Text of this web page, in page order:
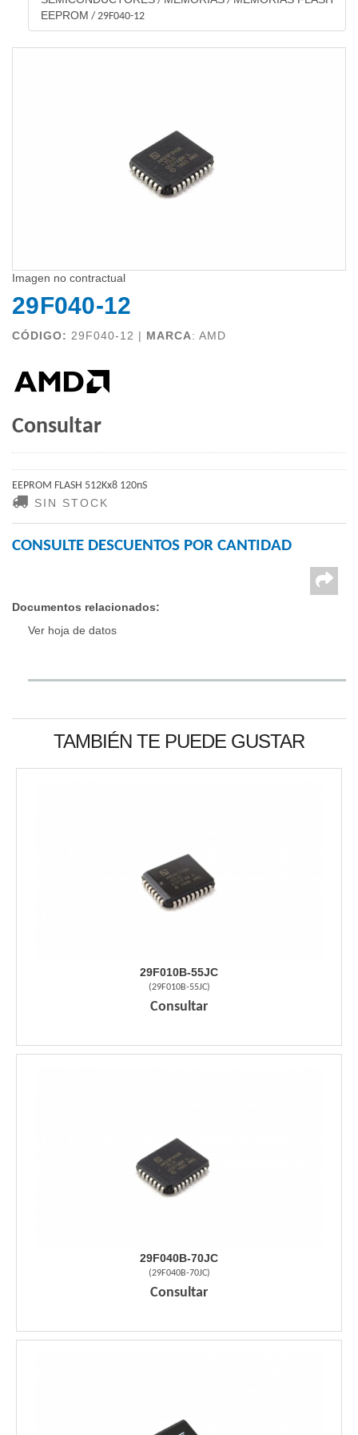
EEPROM / 29F040-12
Imagen no contractual
29F040-12
CÓDIGO: 29F040-12 | MARCA: AMD
Consultar
EEPROM FLASH 512Kx8 120nS
SIN STOCK
CONSULTE DESCUENTOS POR CANTIDAD
Documentos relacionados:
Ver hoja de datos
TAMBIÉN TE PUEDE GUSTAR
29F010B-55JC
(29F010B-55JC)
Consultar
29F040B-70JC
(29F040B-70JC)
Consultar